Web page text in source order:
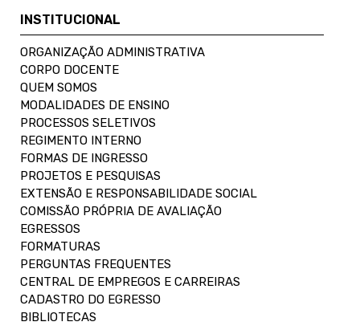
INSTITUCIONAL
ORGANIZAÇÃO ADMINISTRATIVA
CORPO DOCENTE
QUEM SOMOS
MODALIDADES DE ENSINO
PROCESSOS SELETIVOS
REGIMENTO INTERNO
FORMAS DE INGRESSO
PROJETOS E PESQUISAS
EXTENSÃO E RESPONSABILIDADE SOCIAL
COMISSÃO PRÓPRIA DE AVALIAÇÃO
EGRESSOS
FORMATURAS
PERGUNTAS FREQUENTES
CENTRAL DE EMPREGOS E CARREIRAS
CADASTRO DO EGRESSO
BIBLIOTECAS